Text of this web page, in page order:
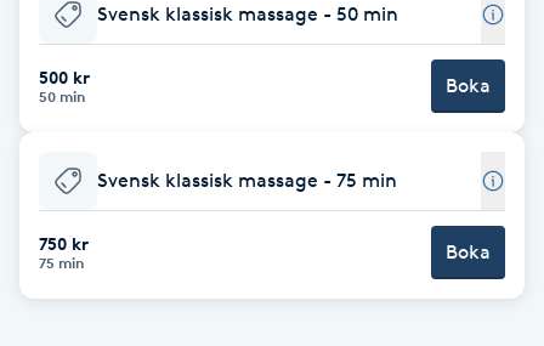
Bottenfärg
Brynformning
Brynplockning
Bröllopsuppsättning
Svensk klassisk massage - 50 min
500 kr
50 min Boka
Svensk klassisk massage - 75 min
750 kr
75 min Boka